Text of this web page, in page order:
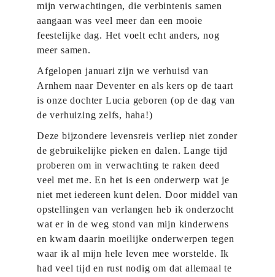
mijn verwachtingen, die verbintenis samen
aangaan was veel meer dan een mooie
feestelijke dag. Het voelt echt anders, nog
meer samen.
Afgelopen januari zijn we verhuisd van
Arnhem naar Deventer en als kers op de taart
is onze dochter Lucia geboren (op de dag van
de verhuizing zelfs, haha!)
Deze bijzondere levensreis verliep niet zonder
de gebruikelijke pieken en dalen. Lange tijd
proberen om in verwachting te raken deed
veel met me. En het is een onderwerp wat je
niet met iedereen kunt delen. Door middel van
opstellingen van verlangen heb ik onderzocht
wat er in de weg stond van mijn kinderwens
en kwam daarin moeilijke onderwerpen tegen
waar ik al mijn hele leven mee worstelde. Ik
had veel tijd en rust nodig om dat allemaal te